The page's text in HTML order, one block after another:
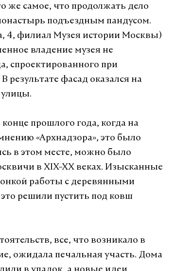
же самое, что продолжать дело
подъездным пандусом.
4, филиал Музея истории Москвы)
владение музея не
спроектированного при
результате фасад оказался на
прошлого года, когда на
«Архнадзора», это было
в этом месте, можно было
в XIX-XX веках. Изысканные
работы с деревянными
решили пустить под ковш
все, что возникало в
ожидала печальная участь. Дома